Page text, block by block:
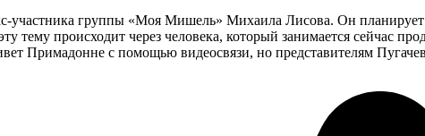
участника группы «Моя Мишель» Михаила Лисова. Он
тему происходит через человека, который занимается сейчас
Примадонне с помощью видеосвязи, но представителям